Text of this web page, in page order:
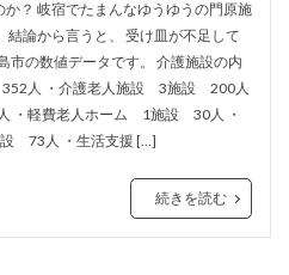
？ 岐宿でたまんなゆうゆうの門原施
結論から言うと、 受け皿が不足して
市の数値データです。 介護施設の内
人 ・介護老人施設 3施設 200人
・軽費老人ホーム 1施設 30人 ・
73人 ・生活支援 […]
続きを読む